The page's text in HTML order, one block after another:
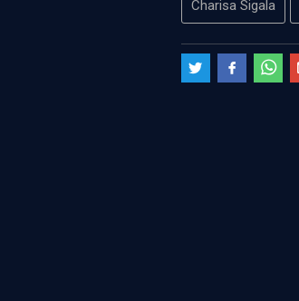
Charisa Sigala